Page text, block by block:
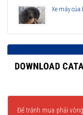
Xe máy
Để tránh mua phải